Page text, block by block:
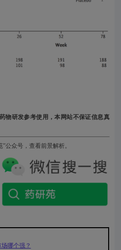
物研发参考使用，本网站不保证信息真
”公众号，查看前景解析。
哪个强？